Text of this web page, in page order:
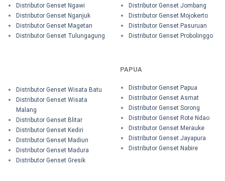
Distributor Genset Ngawi
Distributor Genset Nganjuk
Distributor Genset Magetan
Distributor Genset Tulungagung
Distributor Genset Jombang
Distributor Genset Mojokerto
Distributor Genset Pasuruan
Distributor Genset Probolinggo
Distributor Genset Wisata Batu
Distributor Genset Wisata
Malang
Distributor Genset Blitar
Distributor Genset Kediri
Distributor Genset Madiun
Distributor Genset Madura
Distributor Genset Gresik
PAPUA
Distributor Genset Papua
Distributor Genset Asmat
Distributor Genset Sorong
Distributor Genset Rote Ndao
Distributor Genset Merauke
Distributor Genset Jayapura
Distributor Genset Nabire